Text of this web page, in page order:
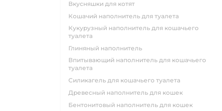
вкусняшки для котят
кошачий наполнитель для туалета
кукурузный наполнитель для кошачьего
туалета
глиняный наполнитель
впитывающий наполнитель для кошачьего
туалета
силикагель для кошачьего туалета
древесный наполнитель для кошек
бентонитовый наполнитель для кошек